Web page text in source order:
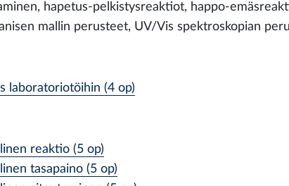
hapetus-pelkistysreaktiot, happo-
mallin perusteet, UV/Vis spektroskopian
laboratoriotöihin (4 op)
reaktio (5 op)
tasapaino (5 op)